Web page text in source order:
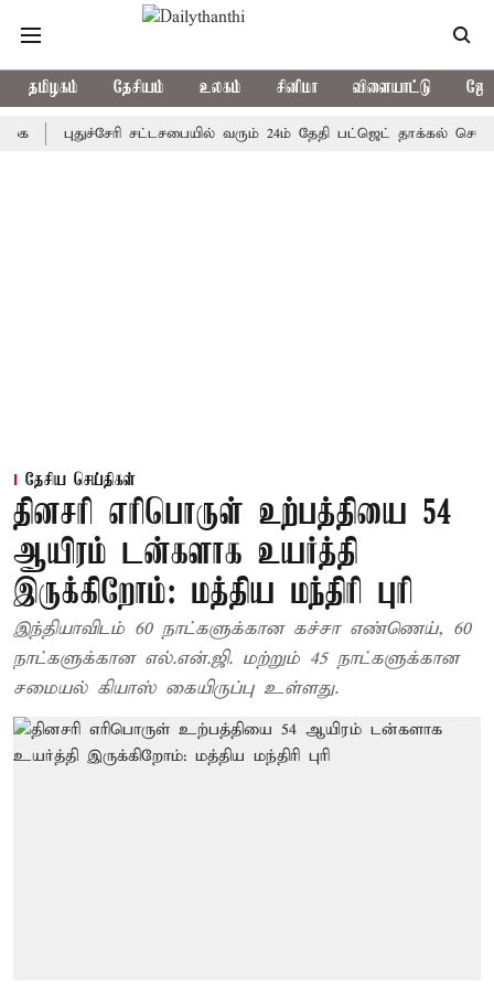
தமிழகம் தேசியம் உலகம் சினிமா விளையாட்டு
புதுச்சேரி சட்டசபையில் வரும் 24ம் தேதி பட்ஜெட் தாக்கல் செய்கிறார்
தேசிய செய்திகள்
தினசரி எரிபொருள் உற்பத்தியை 54
ஆயிரம் டன்களாக உயர்த்தி
இருக்கிறோம்: மத்திய மந்திரி புரி
இந்தியாவிடம் 60 நாட்களுக்கான கச்சா எண்ணெய், 60
நாட்களுக்கான எல்.என்.ஜி. மற்றும் 45 நாட்களுக்கான
சமையல் கியாஸ் கையிருப்பு உள்ளது.